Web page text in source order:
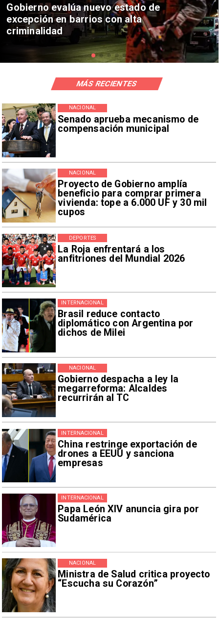
Corte Suprema confirma pago de
$1.000 millones por caso ProCultura
Senado aprueba mecanismo de
compensación municipal
NACIONAL
Proyecto de Gobierno amplía
beneficio para comprar primera
vivienda: tope a 6.000 UF y 30 mil
cupos
NACIONAL
La Roja enfrentará a los
anfitriones del Mundial 2026
DEPORTES
Brasil reduce contacto
diplomático con Argentina por
dichos de Milei
INTERNACIONAL
Gobierno despacha a ley la
megarreforma: Alcaldes
recurrirán al TC
NACIONAL
China restringe exportación de
drones a EEUU y sanciona
empresas
INTERNACIONAL
Papa León XIV anuncia gira por
Sudamérica
INTERNACIONAL
Ministra de Salud critica proyecto
“Escucha su Corazón”
NACIONAL
MÁS RECIENTES